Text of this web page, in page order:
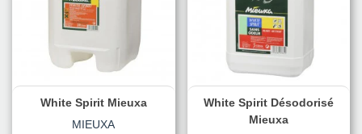
White Spirit Mieuxa
MIEUXA
White Spirit Désodorisé
Mieuxa